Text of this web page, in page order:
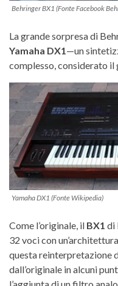
Behringer BX1 (Fonte Facebook
La grande sorpresa di
Yamaha DX1—un
complesso, considerato il
Yamaha DX1 (Fonte Wikipedia)
Come l’originale, il BX1 di
32 voci con
questa reinterpretazione
dall’originale in alcuni
l’aggiunta di un filtro